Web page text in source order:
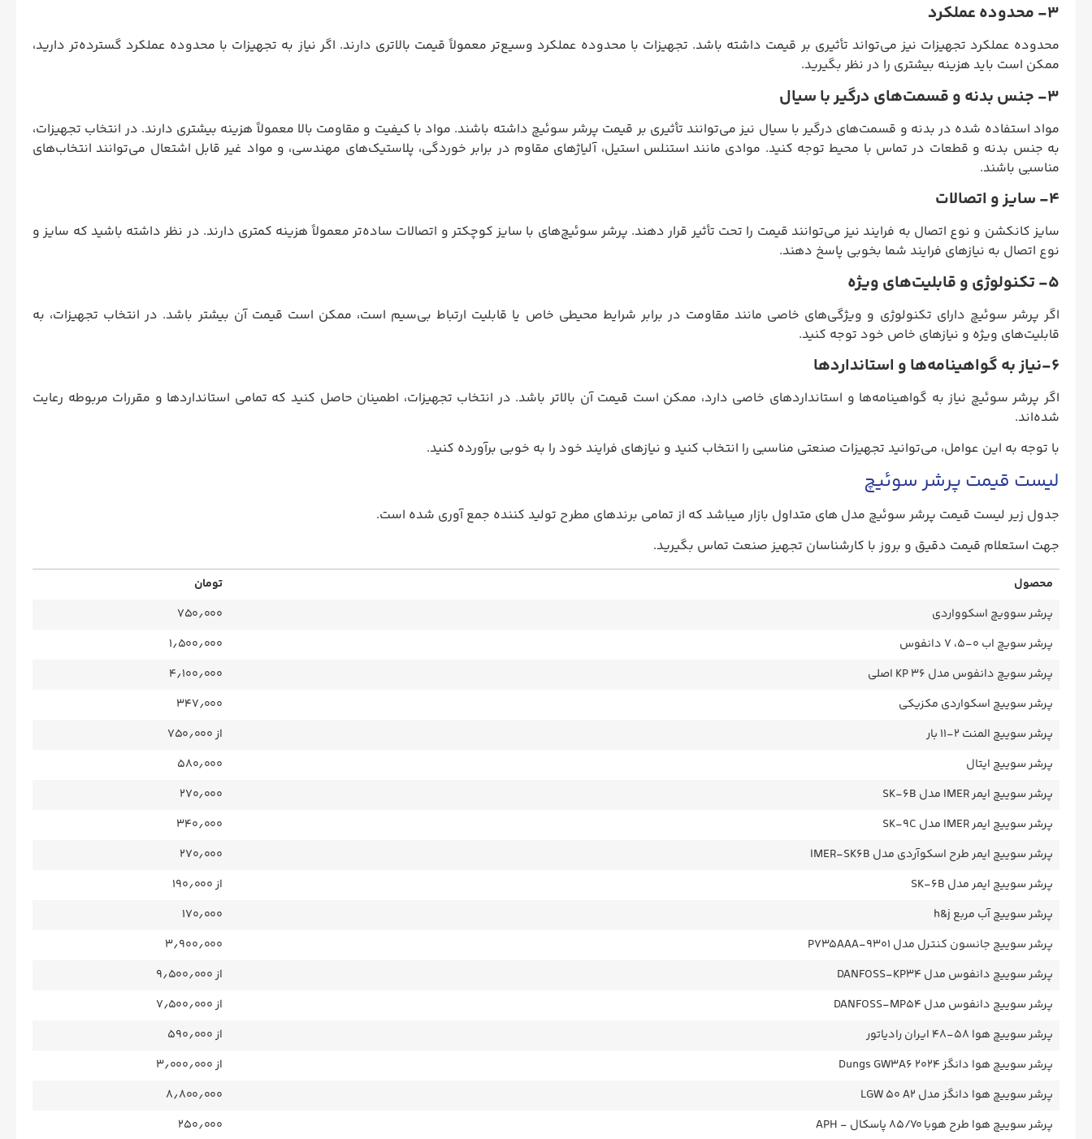
3- محدوده عملکرد
محدوده عملکرد تجهیزات نیز می‌تواند تأثیری بر قیمت داشته باشد. تجهیزات با محدوده عملکرد وسیع‌تر معمولاً قیمت بالاتری دارند. اگر نیاز به تجهیزات با محدوده عملکرد گسترده‌تر دارید،
ممکن است باید هزینه بیشتری را در نظر بگیرید.
3- جنس بدنه و قسمت‌های درگیر با سیال
مواد استفاده شده در بدنه و قسمت‌های درگیر با سیال نیز می‌توانند تأثیری بر قیمت پرشر سوئیچ داشته باشند. مواد با کیفیت و مقاومت بالا معمولاً هزینه بیشتری دارند. در انتخاب تجهیزات،
به جنس بدنه و قطعات در تماس با محیط توجه کنید. موادی مانند استنلس استیل، آلیاژهای مقاوم در برابر خوردگی، پلاستیک‌های مهندسی، و مواد غیر قابل اشتعال می‌توانند انتخاب‌های
مناسبی باشند.
4- سایز و اتصالات
سایز کانکشن و نوع اتصال به فرایند نیز می‌توانند قیمت را تحت تأثیر قرار دهند. پرشر سوئیچ‌های با سایز کوچکتر و اتصالات ساده‌تر معمولاً هزینه کمتری دارند. در نظر داشته باشید که سایز و
نوع اتصال به نیازهای فرایند شما بخوبی پاسخ دهند.
5- تکنولوژی و قابلیت‌های ویژه
اگر پرشر سوئیچ دارای تکنولوژی و ویژگی‌های خاصی مانند مقاومت در برابر شرایط محیطی خاص یا قابلیت ارتباط بی‌سیم است، ممکن است قیمت آن بیشتر باشد. در انتخاب تجهیزات، به
قابلیت‌های ویژه و نیازهای خاص خود توجه کنید.
6-نیاز به گواهینامه‌ها و استانداردها
اگر پرشر سوئیچ نیاز به گواهینامه‌ها و استانداردهای خاصی دارد، ممکن است قیمت آن بالاتر باشد. در انتخاب تجهیزات، اطمینان حاصل کنید که تمامی استانداردها و مقررات مربوطه رعایت
شده‌اند.
با توجه به این عوامل، می‌توانید تجهیزات صنعتی مناسبی را انتخاب کنید و نیازهای فرایند خود را به خوبی برآورده کنید.
لیست قیمت پرشر سوئیچ
جدول زیر لیست قیمت پرشر سوئیچ مدل های متداول بازار میباشد که از تمامی برندهای مطرح تولید کننده جمع آوری شده است.
جهت استعلام قیمت دقیق و بروز با کارشناسان تجهیز صنعت تماس بگیرید.
محصول
تومان
پرشر سوویچ اسکوواردی
۷۵۰٫۰۰۰
پرشر سویچ اب ۰-۵، ۷ دانفوس
۱٫۵۰۰٫۰۰۰
پرشر سویچ دانفوس مدل KP 36 اصلی
۴٫۱۰۰٫۰۰۰
پرشر سوییچ اسکواردی مکزیکی
۳۴۷٫۰۰۰
پرشر سوییچ المنت ۲-۱۱ بار
از ۷۵۰٫۰۰۰
پرشر سوییچ ایتال
۵۸۰٫۰۰۰
پرشر سوییچ ایمر IMER مدل SK-6B
۲۷۰٫۰۰۰
پرشر سوییچ ایمر IMER مدل SK-9C
۳۴۰٫۰۰۰
پرشر سوییچ ایمر طرح اسکوآردی مدل IMER-SK6B
۲۷۰٫۰۰۰
پرشر سوییچ ایمر مدل SK-6B
از ۱۹۰٫۰۰۰
پرشر سوییچ آب مربع h&j
۱۷۰٫۰۰۰
پرشر سوییچ جانسون کنترل مدل P735AAA-9301
۳٫۹۰۰٫۰۰۰
پرشر سوییچ دانفوس مدل DANFOSS-KP34
از ۹٫۵۰۰٫۰۰۰
پرشر سوییچ دانفوس مدل DANFOSS-MP54
از ۷٫۵۰۰٫۰۰۰
پرشر سوییچ هوا ۵۸-۴۸ ایران رادیاتور
از ۵۹۰٫۰۰۰
پرشر سوییچ هوا دانگز 2024 Dungs GW3A6
از ۳٫۰۰۰٫۰۰۰
پرشر سوییچ هوا دانگز مدل LGW 50 A2
۸٫۸۰۰٫۰۰۰
پرشر سوییچ هوا طرح هوبا 85/70 پاسکال - APH
۲۵۰٫۰۰۰